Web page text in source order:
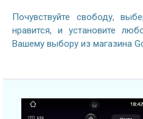
Почувствуйте свободу,
нравится, и установите
Вашему выбору из магазина